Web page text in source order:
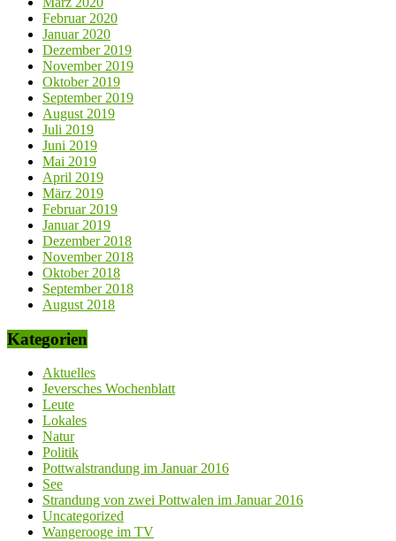
Februar 2020
Januar 2020
Dezember 2019
November 2019
Oktober 2019
September 2019
August 2019
Juli 2019
Juni 2019
Mai 2019
April 2019
März 2019
Februar 2019
Januar 2019
Dezember 2018
November 2018
Oktober 2018
September 2018
August 2018
Kategorien
Aktuelles
Jeversches Wochenblatt
Leute
Lokales
Natur
Politik
Pottwalstrandung im Januar 2016
See
Strandung von zwei Pottwalen im Januar 2016
Uncategorized
Wangerooge im TV